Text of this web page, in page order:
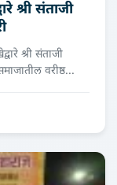
श्री संताजी
श्री संताजी
वरीष्ठ...